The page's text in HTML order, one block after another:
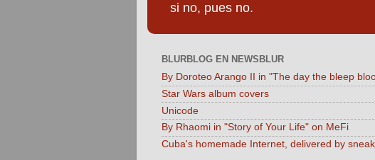
si no, pues no.
BLURBLOG EN NEWSBLUR
By Doroteo Arango II in "The day the bleep
Star Wars album covers
Unicode
By Rhaomi in "Story of Your Life" on MeFi
Cuba's homemade Internet, delivered by